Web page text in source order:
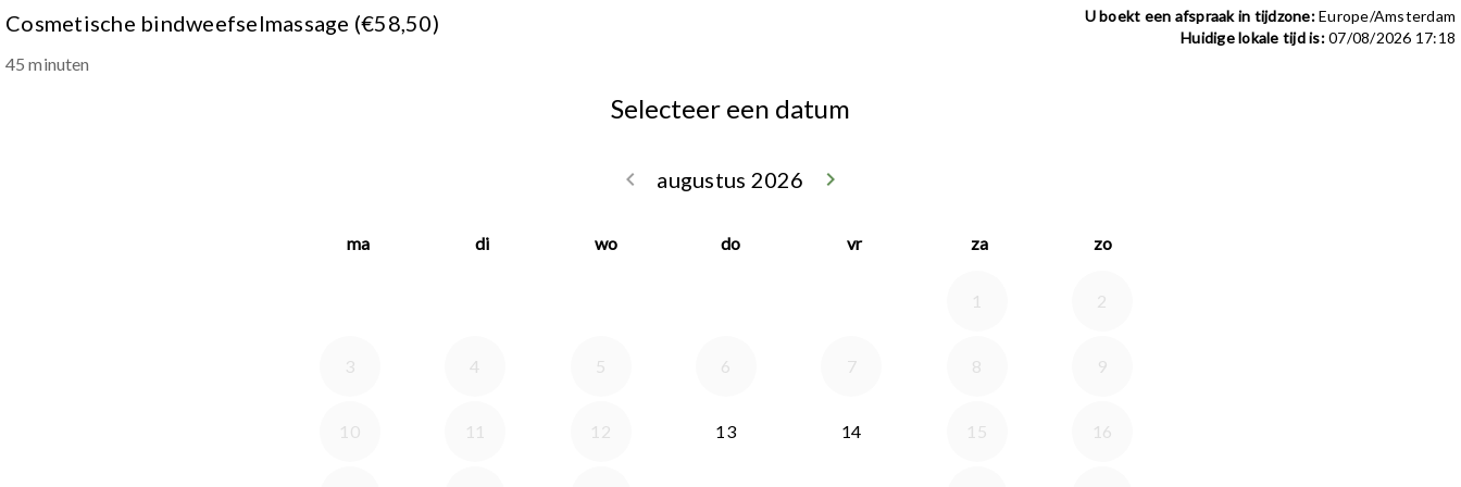
Cosmetische bindweefselmassage (€58,50)
45 minuten
U boekt een afspraak in tijdzone:Europe/Amsterdam
Huidige lokale tijd is:07/08/2026 17:18
Selecteer een datum
augustus 2026
keyboard_arrow_left
keyboard_arrow_right
ma di wo do vr za zo
1 2
3 4 5 6 7 8 9
10 11 12 13 14 15 16